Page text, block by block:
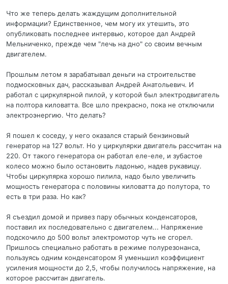
Что же теперь делать жаждущим дополнительной
информации? Единственное, чем могу их утешить, это
опубликовать последнее интервью, которое дал Андрей
Мельниченко, прежде чем "лечь на дно" со своим вечным
двигателем.
Прошлым летом я зарабатывал деньги на строительстве
подмосковных дач, рассказывал Андрей Анатольевич. И
работал с циркулярной пилой, у которой был электродвигатель
на полтора киловатта. Все шло прекрасно, пока не отключили
электроэнергию. Что делать?
Я пошел к соседу, у него оказался старый бензиновый
генератор на 127 вольт. Но у циркулярки двигатель рассчитан на
220. От такого генератора он работал еле-еле, и зубастое
колесо можно было остановить ладонью, надев рукавицу.
Чтобы циркулярка хорошо пилила, надо было увеличить
мощность генератора с половины киловатта до полутора, то
есть в три раза. Но как?
Я съездил домой и привез пару обычных конденсаторов,
поставил их последовательно с двигателем... Напряжение
подскочило до 500 вольт электромотор чуть не сгорел.
Пришлось специально работать в режиме полурезонанса,
пользуясь одним конденсатором Я уменьшил коэффициент
усиления мощности до 2,5, чтобы получилось напряжение, на
которое рассчитан двигатель.